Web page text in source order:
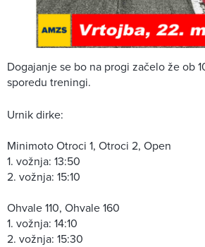
Dogajanje se bo na progi začelo že ob
sporedu treningi.
Urnik dirke:
Minimoto Otroci 1, Otroci 2, Open
1. vožnja: 13:50
2. vožnja: 15:10
Ohvale 110, Ohvale 160
1. vožnja: 14:10
2. vožnja: 15:30